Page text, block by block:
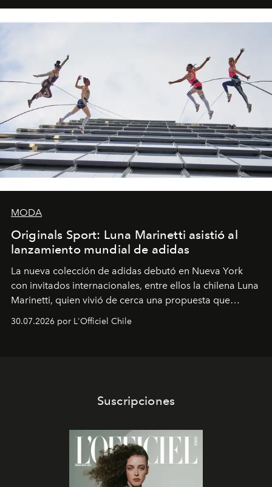
MODA
Originals Sport: Luna Marinetti asistió al
lanzamiento mundial de adidas
La nueva colección de adidas debutó en Nueva York
con invitados internacionales, entre ellos la chilena Luna
Marinetti, quien vivió de cerca una propuesta que
fusiona moda y rendimiento.
30.07.2026 por L'Officiel Chile
Suscripciones